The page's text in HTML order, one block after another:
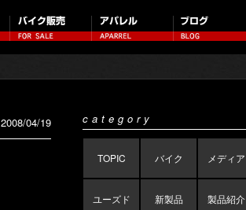
2008/04/19 category
TOPIC バイク メディア
ユーズド 新製品 製品紹介